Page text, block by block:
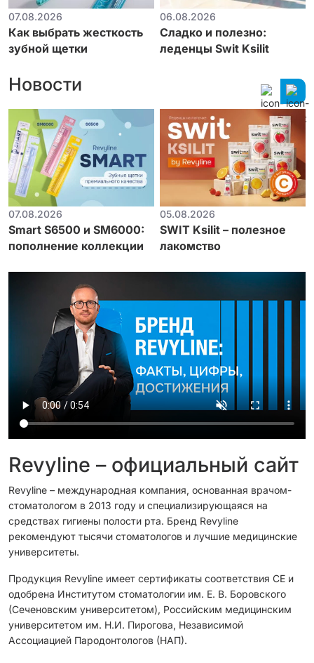
07.08.2026
Как выбрать жесткость
зубной щетки
06.08.2026
Сладко и полезно:
леденцы Swit Ksilit
Новости
07.08.2026
Smart S6500 и SM6000:
пополнение коллекции
05.08.2026
SWIT Ksilit – полезное
лакомство
Revyline – официальный сайт
Revyline – международная компания, основанная врачом-
стоматологом в 2013 году и специализирующаяся на
средствах гигиены полости рта. Бренд Revyline
рекомендуют тысячи стоматологов и лучшие медицинские
университеты.
Продукция Revyline имеет сертификаты соответствия CЕ и
одобрена Институтом стоматологии им. Е. В. Боровского
(Сеченовским университетом), Российским медицинским
университетом им. Н.И. Пирогова, Независимой
Ассоциацией Пародонтологов (НАП).